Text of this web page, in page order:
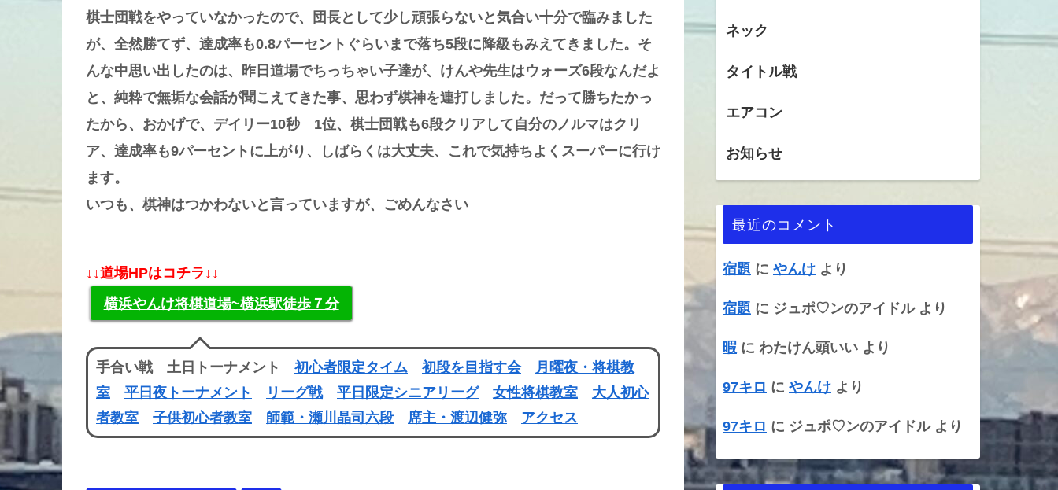
棋士団戦をやっていなかったので、団長として少し頑張らないと気合い十分で臨みました
が、全然勝てず、達成率も0.8パーセントぐらいまで落ち5段に降級もみえてきました。そ
んな中思い出したのは、昨日道場でちっちゃい子達が、けんや先生はウォーズ6段なんだよ
と、純粋で無垢な会話が聞こえてきた事、思わず棋神を連打しました。だって勝ちたかっ
たから、おかげで、デイリー10秒 1位、棋士団戦も6段クリアして自分のノルマはクリ
ア、達成率も9パーセントに上がり、しばらくは大丈夫、これで気持ちよくスーパーに行け
ます。
いつも、棋神はつかわないと言っていますが、ごめんなさい
↓↓道場HPはコチラ↓↓
横浜やんけ将棋道場~横浜駅徒歩７分
手合い戦 土日トーナメント 初心者限定タイム 初段を目指す会
月曜夜・将棋教
室
平日夜トーナメント リーグ戦 平日限定シニアリーグ 女性将棋教室
大人初心
者教室
子供初心者教室 師範・瀬川晶司六段 席主・渡辺健弥 アクセス
ネック
タイトル戦
エアコン
お知らせ
最近のコメント
宿題 に やんけ より
宿題 に ジュポ♡ンのアイドルより
暇 に わたけん頭いい より
97キロ に やんけ より
97キロ に ジュポ♡ンのアイドルより